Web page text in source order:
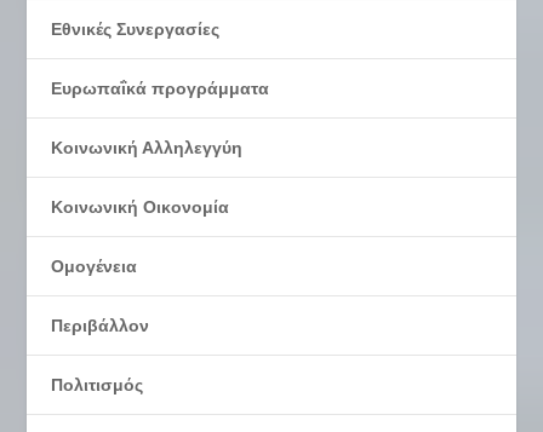
Εθνικές Συνεργασίες
Ευρωπαΐκά προγράμματα
Κοινωνική Αλληλεγγύη
Κοινωνική Οικονομία
Ομογένεια
Περιβάλλον
Πολιτισμός